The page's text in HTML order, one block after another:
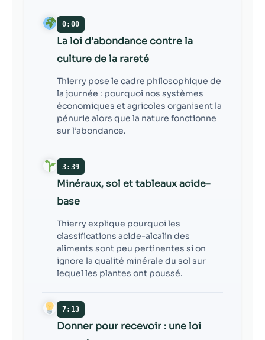
0:00
La loi d’abondance contre la
culture de la rareté
Thierry pose le cadre philosophique de
la journée : pourquoi nos systèmes
économiques et agricoles organisent la
pénurie alors que la nature fonctionne
sur l’abondance.
3:39
Minéraux, sol et tableaux acide-
base
Thierry explique pourquoi les
classifications acide-alcalin des
aliments sont peu pertinentes si on
ignore la qualité minérale du sol sur
lequel les plantes ont poussé.
7:13
Donner pour recevoir : une loi